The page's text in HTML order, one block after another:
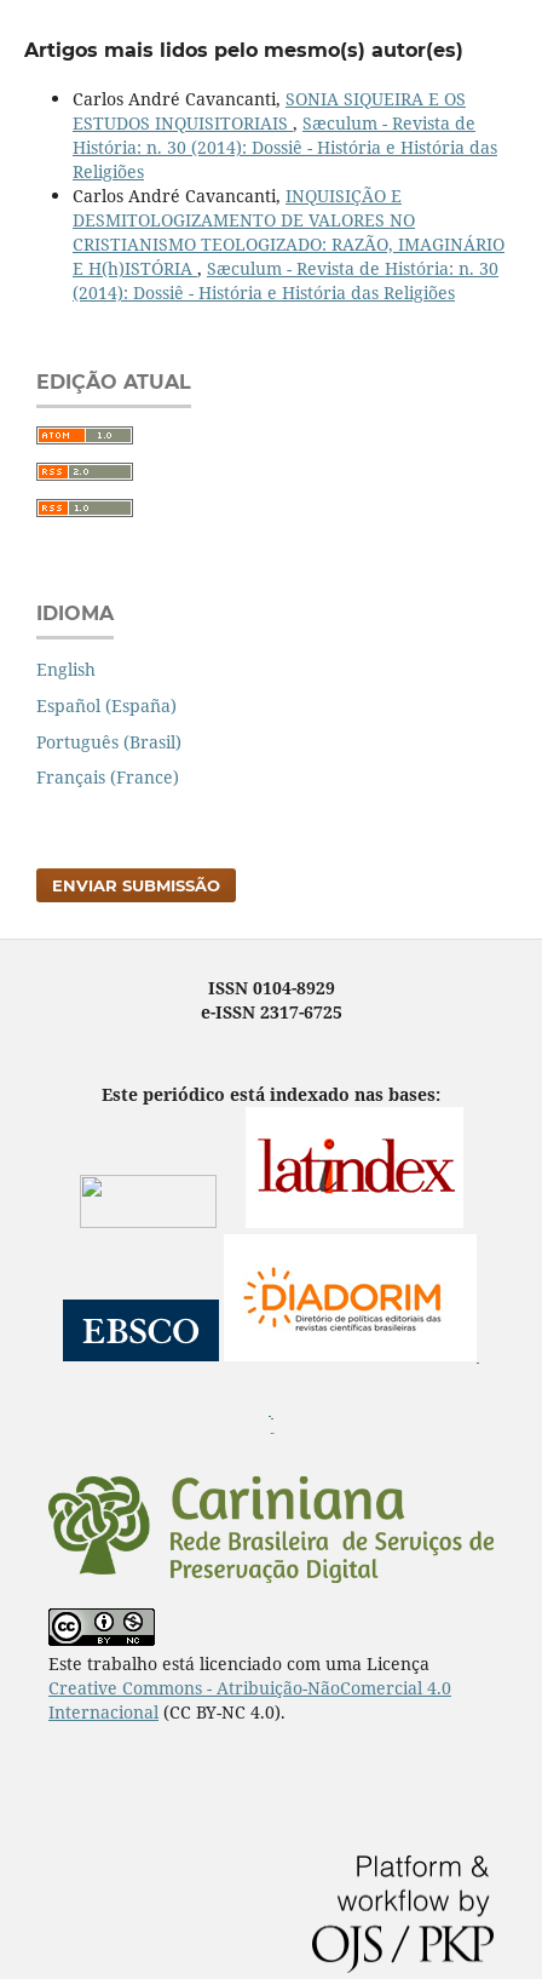
Artigos mais lidos pelo mesmo(s) autor(es)
Carlos André Cavancanti, SONIA SIQUEIRA E OS
ESTUDOS INQUISITORIAIS , Sæculum - Revista de
História: n. 30 (2014): Dossiê - História e História das
Religiões
Carlos André Cavancanti, INQUISIÇÃO E
DESMITOLOGIZAMENTO DE VALORES NO
CRISTIANISMO TEOLOGIZADO: RAZÃO, IMAGINÁRIO
E H(h)ISTÓRIA , Sæculum - Revista de História: n. 30
(2014): Dossiê - História e História das Religiões
EDIÇÃO ATUAL
IDIOMA
English
Español (España)
Português (Brasil)
Français (France)
ENVIAR SUBMISSÃO
ISSN 0104-8929
e-ISSN 2317-6725
Este periódico está indexado nas bases:
¨
Este trabalho está licenciado com uma Licença
Creative Commons - Atribuição-NãoComercial 4.0
Internacional (CC BY-NC 4.0).